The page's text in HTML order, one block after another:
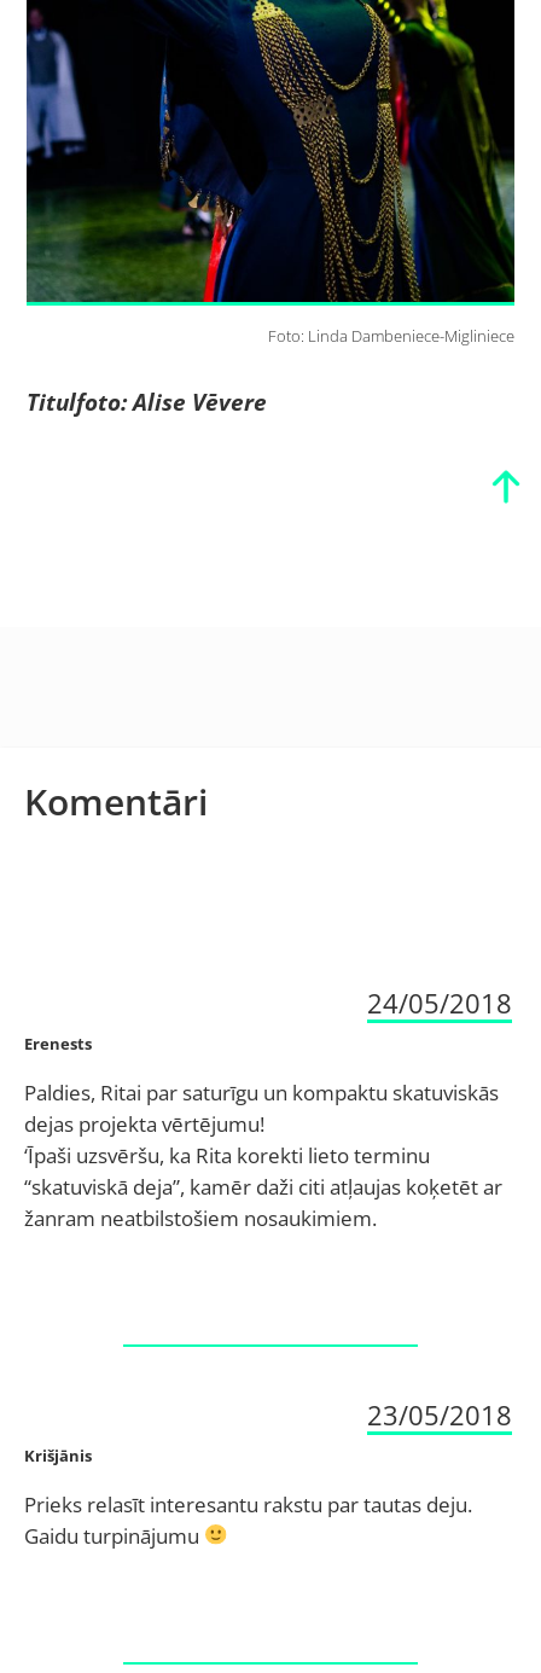
Foto: Linda Dambeniece-Migliniece
Titulfoto: Alise Vēvere
Komentāri
24/05/2018
Erenests
Paldies, Ritai par saturīgu un kompaktu skatuviskās
dejas projekta vērtējumu!
‘Īpaši uzsvēršu, ka Rita korekti lieto terminu
“skatuviskā deja”, kamēr daži citi atļaujas koķetēt ar
žanram neatbilstošiem nosaukimiem.
23/05/2018
Krišjānis
Prieks relasīt interesantu rakstu par tautas deju.
Gaidu turpinājumu